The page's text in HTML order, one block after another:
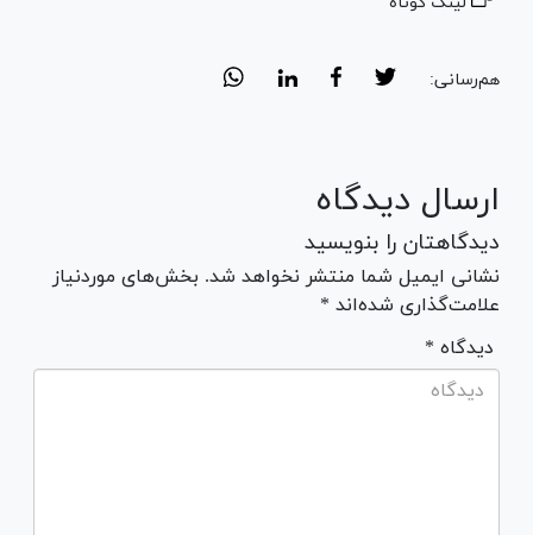
هم‌رسانی:
ارسال دیدگاه
دیدگاهتان را بنویسید
نشانی ایمیل شما منتشر نخواهد شد. بخش‌های موردنیاز
علامت‌گذاری شده‌اند *
* دیدگاه